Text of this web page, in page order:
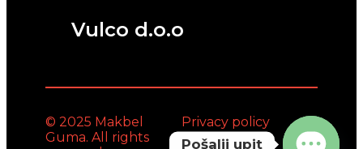
Vulco d.o.o
© 2025 Makbel
Guma. All rights
Privacy policy
Pošalji upit